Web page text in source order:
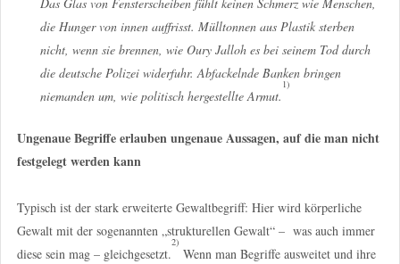
die Hunger von innen auffrisst. Mülltonnen aus Plastik sterben
nicht, wenn sie brennen, wie Oury Jalloh es bei seinem Tod durch
die deutsche Polizei widerfuhr. Abfackelnde Banken bringen
niemanden um, wie politisch hergestellte Armut.
1)
Ungenaue Begriffe erlauben ungenaue Aussagen, auf die man nicht
festgelegt werden kann
Typisch ist der stark erweiterte Gewaltbegriff: Hier wird körperliche
Gewalt mit der sogenannten „strukturellen Gewalt“ – was auch immer
diese sein mag – gleichgesetzt.
2)
Wenn man Begriffe ausweitet und ihre